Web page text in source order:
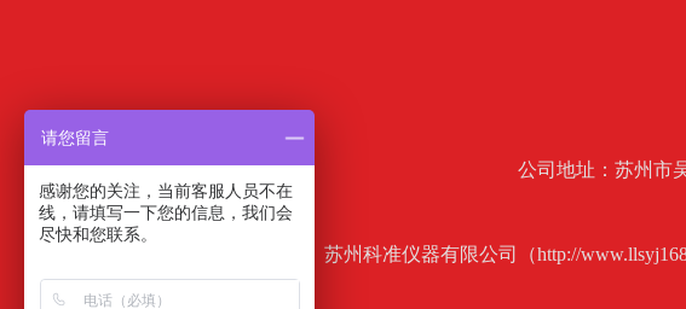
公司地址：苏州市
苏州科准仪器有限公司（http://
请您留言
感谢您的关注，当前客服人员不在
线，请填写一下您的信息，我们会
尽快和您联系。